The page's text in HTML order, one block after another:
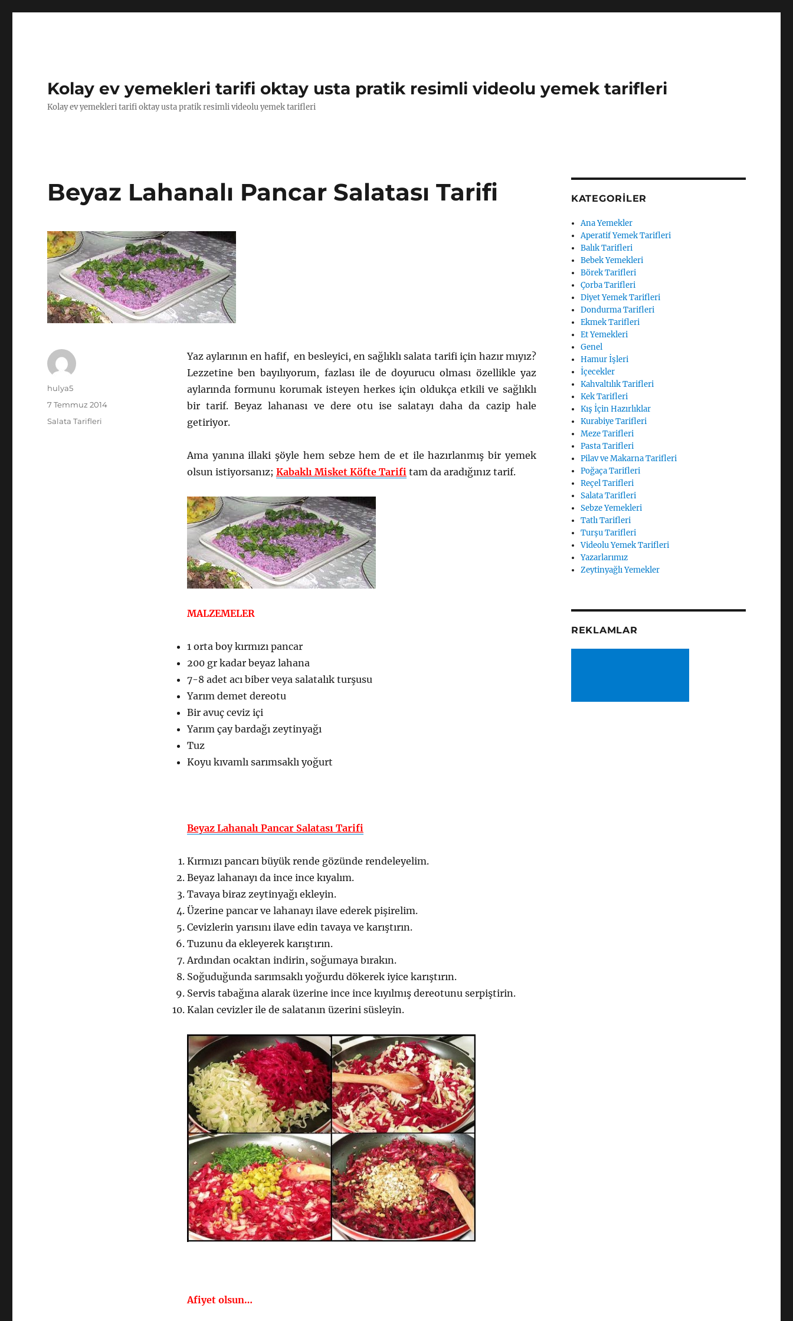
Kolay ev yemekleri tarifi oktay usta pratik resimli videolu yemek tarifleri
Kolay ev yemekleri tarifi oktay usta pratik resimli videolu yemek tarifleri
Beyaz Lahanalı Pancar Salatası Tarifi
Yaz aylarının en hafif, en besleyici, en sağlıklı salata tarifi için hazır mıyız?
Lezzetine ben bayılıyorum, fazlası ile de doyurucu olması özellikle yaz
aylarında formunu korumak isteyen herkes için oldukça etkili ve sağlıklı
bir tarif. Beyaz lahanası ve dere otu ise salatayı daha da cazip hale
getiriyor.
Ama yanına illaki şöyle hem sebze hem de et ile hazırlanmış bir yemek
olsun istiyorsanız; Kabaklı Misket Köfte Tarifitam da aradığınız tarif.
MALZEMELER
1 orta boy kırmızı pancar
200 gr kadar beyaz lahana
7-8 adet acı biber veya salatalık turşusu
Yarım demet dereotu
Bir avuç ceviz içi
Yarım çay bardağı zeytinyağı
Tuz
Koyu kıvamlı sarımsaklı yoğurt
Beyaz Lahanalı Pancar Salatası Tarifi
Kırmızı pancarı büyük rende gözünde rendeleyelim.
Beyaz lahanayı da ince ince kıyalım.
Tavaya biraz zeytinyağı ekleyin.
Üzerine pancar ve lahanayı ilave ederek pişirelim.
Cevizlerin yarısını ilave edin tavaya ve karıştırın.
Tuzunu da ekleyerek karıştırın.
Ardından ocaktan indirin, soğumaya bırakın.
Soğuduğunda sarımsaklı yoğurdu dökerek iyice karıştırın.
Servis tabağına alarak üzerine ince ince kıyılmış dereotunu serpiştirin.
Kalan cevizler ile de salatanın üzerini süsleyin.
Afiyet olsun…
Yazar
hulya5
Yayın
tarihi
7 Temmuz 2014
Kategoriler
Salata Tarifleri
KATEGORILER
Ana Yemekler
Aperatif Yemek Tarifleri
Balık Tarifleri
Bebek Yemekleri
Börek Tarifleri
Çorba Tarifleri
Diyet Yemek Tarifleri
Dondurma Tarifleri
Ekmek Tarifleri
Et Yemekleri
Genel
Hamur İşleri
İçecekler
Kahvaltılık Tarifleri
Kek Tarifleri
Kış İçin Hazırlıklar
Kurabiye Tarifleri
Meze Tarifleri
Pasta Tarifleri
Pilav ve Makarna Tarifleri
Poğaça Tarifleri
Reçel Tarifleri
Salata Tarifleri
Sebze Yemekleri
Tatlı Tarifleri
Turşu Tarifleri
Videolu Yemek Tarifleri
Yazarlarımız
Zeytinyağlı Yemekler
REKLAMLAR